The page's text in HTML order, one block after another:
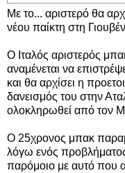
Με το... αριστερό θα
νέου παίκτη στη
Ο Ιταλός αριστερός
αναμένεται να
και θα αρχίσει η
δανεισμός του στην
ολοκληρωθεί από τον
Ο 25χρονος μπακ
λόγω ενός
παρόμοιο με αυτό που